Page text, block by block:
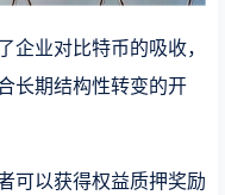
企业对比特币的吸收，
长期结构性转变的开
可以获得权益质押奖励